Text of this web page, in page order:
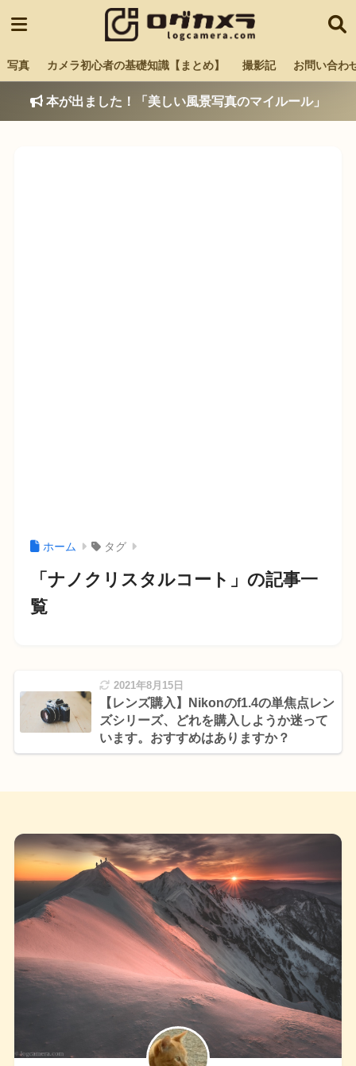
写真 カメラ初心者の基礎知識【まとめ】 撮影記 お問い合わ
本が出ました！「美しい風景写真のマイルール」
ホーム タグ
「ナノクリスタルコート」の記事一
覧
2021年8月15日
【レンズ購入】Nikonのf1.4の単焦点レン
ズシリーズ、どれを購入しようか迷って
います。おすすめはありますか？